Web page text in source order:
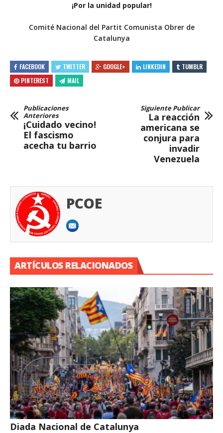
¡Por la unidad popular!
Comité Nacional del Partit Comunista Obrer de
Catalunya
FACEBOOK TWITTER GOOGLE+ LINKEDIN
TUMBLR
PINTEREST
MAIL
Publicaciones
Anteriores
¡Cuidado vecino!
El fascismo
acecha tu barrio
Siguiente Publicar
La reacción
americana se
conjura para
invadir
Venezuela
PCOE
ARTÍCULOS RELACIONADOS
Diada Nacional de Catalunya